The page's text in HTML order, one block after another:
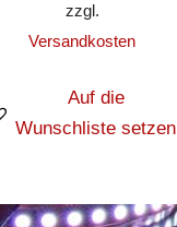
zzgl.
Versandkosten
Auf die
Wunschliste setzen